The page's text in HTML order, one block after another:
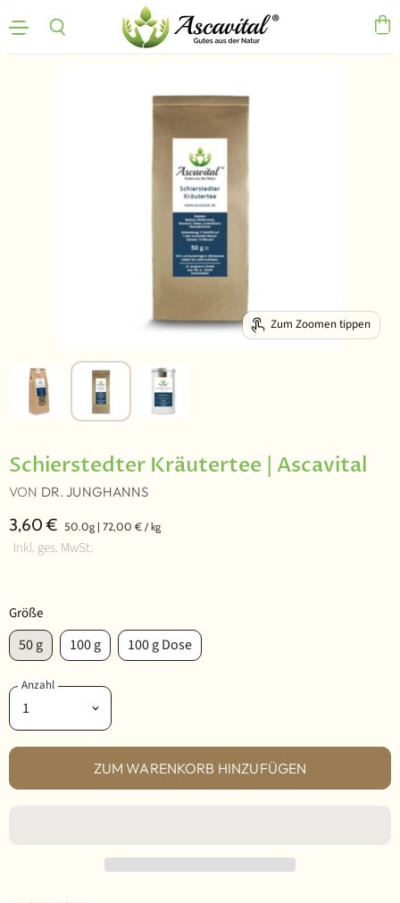
Zum Zoomen tippen
Schierstedter Kräutertee | Ascavital
VON DR. JUNGHANNS
3,60 € 50.0g| 72,00 €/ kg
Inkl. ges. MwSt.
Größe
50 g 100 g 100 g Dose
Anzahl
ZUM WARENKORB HINZUFÜGEN